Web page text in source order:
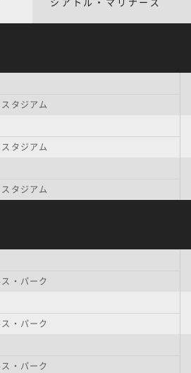
タジアム
タジアム
タジアム
・パーク
・パーク
・パーク